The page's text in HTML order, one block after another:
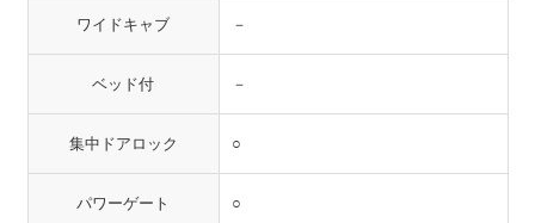
ワイドキャブ －
ベッド付 －
集中ドアロック ○
パワーゲート ○